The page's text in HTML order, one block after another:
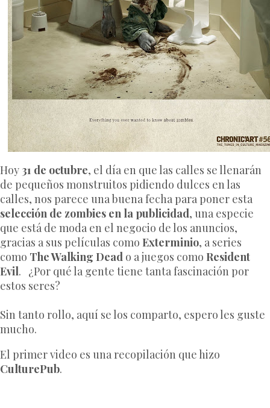
Hoy 31 de octubre, el día en que las calles se llenarán
de pequeños monstruitos pidiendo dulces en las
calles, nos parece una buena fecha para poner esta
selección de zombies en la publicidad, una especie
que está de moda en el negocio de los anuncios,
gracias a sus películas como Exterminio, a series
como The Walking Dead o a juegos como Resident
Evil. ¿Por qué la gente tiene tanta fascinación por
estos seres?
Sin tanto rollo, aquí se los comparto, espero les guste
mucho.
El primer video es una recopilación que hizo
CulturePub.